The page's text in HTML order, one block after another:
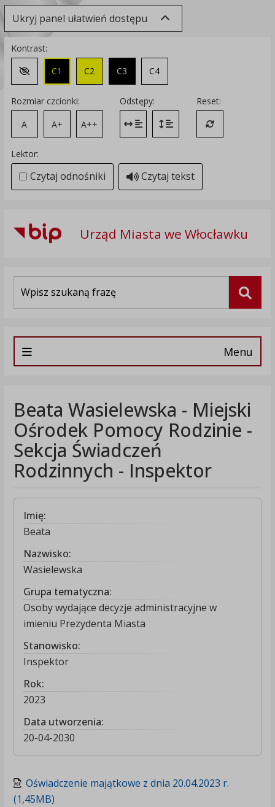
Ukryj panel ułatwień dostępu
Kontrast:
Zmień kontrast na domyślny
C1 C2 C3 C4
Rozmiar czcionki:
A
A+ A++
Odstępy:
Zmień odstęp między literami
Zmień interlinię i margines
Reset:
Przywróć
Lektor:
Czytaj odnośniki Czytaj tekst
Urząd Miasta we Włocławku
Menu
Beata Wasielewska - Miejski
Ośrodek Pomocy Rodzinie -
Sekcja Świadczeń
Rodzinnych - Inspektor
Imię:
Beata
Nazwisko:
Wasielewska
Grupa tematyczna:
Osoby wydające decyzje administracyjne w
imieniu Prezydenta Miasta
Stanowisko:
Inspektor
Rok:
2023
Data utworzenia:
20-04-2030
Oświadczenie majątkowe z dnia 20.04.2023 r.
(1,45MB)